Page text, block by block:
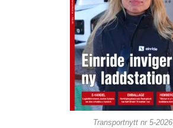
Transportnytt nr 5-2026